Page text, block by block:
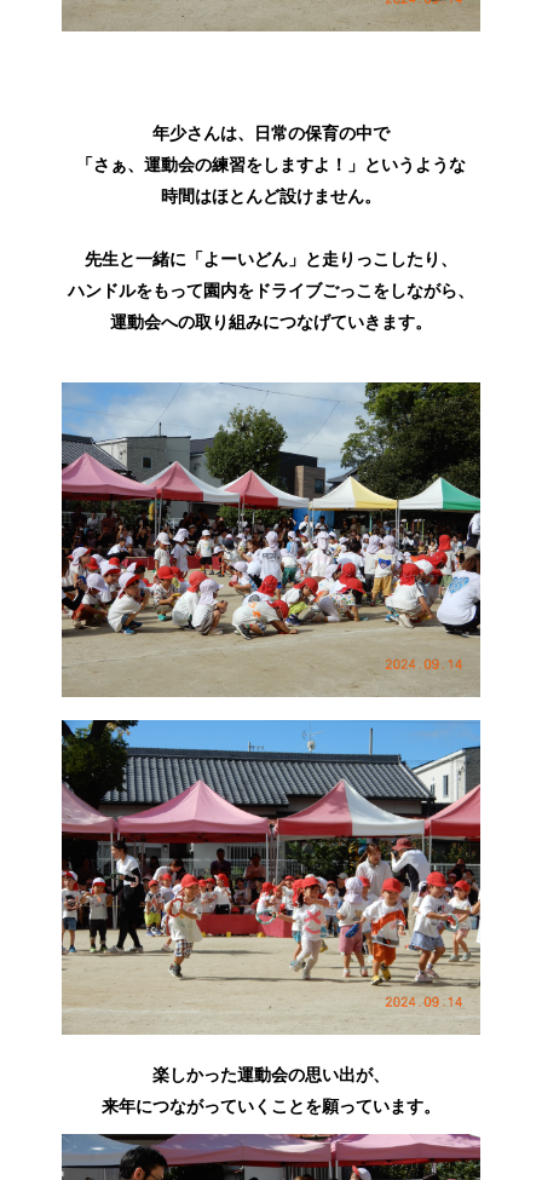
年少さんは、日常の保育の中で
「さぁ、運動会の練習をしますよ！」というような
時間はほとんど設けません。
先生と一緒に「よーいどん」と走りっこしたり、
ハンドルをもって園内をドライブごっこをしながら、
運動会への取り組みにつなげていきます。
楽しかった運動会の思い出が、
来年につながっていくことを願っています。